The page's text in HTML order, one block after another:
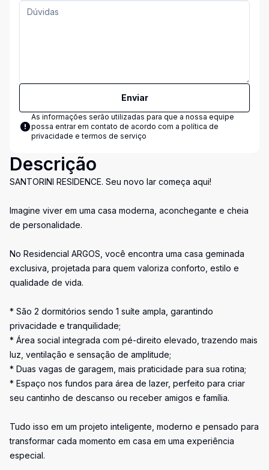
Enviar
As informações serão utilizadas para que a nossa equipe
possa entrar em contato de acordo com a política de
privacidade e termos de serviço
Descrição
SANTORINI RESIDENCE. Seu novo lar começa aqui!
Imagine viver em uma casa moderna, aconchegante e cheia
de personalidade.
No Residencial ARGOS, você encontra uma casa geminada
exclusiva, projetada para quem valoriza conforto, estilo e
qualidade de vida.
* São 2 dormitórios sendo 1 suíte ampla, garantindo
privacidade e tranquilidade;
* Área social integrada com pé-direito elevado, trazendo mais
luz, ventilação e sensação de amplitude;
* Duas vagas de garagem, mais praticidade para sua rotina;
* Espaço nos fundos para área de lazer, perfeito para criar
seu cantinho de descanso ou receber amigos e família.
Tudo isso em um projeto inteligente, moderno e pensado para
transformar cada momento em casa em uma experiência
especial.